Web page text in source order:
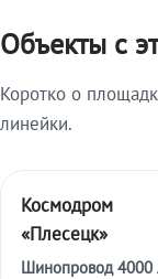
Объекты с
Коротко о
линейки.
Космодром
«Плесецк»
Шинопровод 4000